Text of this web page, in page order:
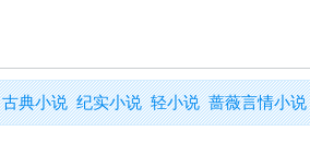
古典小说 纪实小说 轻小说 蔷薇言情小说